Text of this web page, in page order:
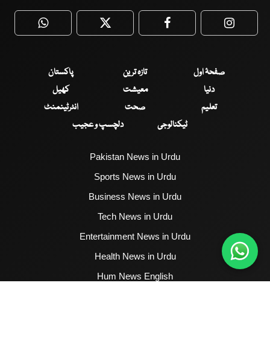
WhatsApp Twitter Facebook
صفحۂ اول تازہ ترین
پاکستان
دنیا
معیشت
کھیل
تعلیم
صحت
انٹرٹینمنٹ
ٹیکنالوجی
دلچسپ و عجیب
Pakistan News in Urdu
Sports News in Urdu
Business News in Urdu
Tech News in Urdu
Entertainment News in Urdu
Health News in Urdu
Hum News English